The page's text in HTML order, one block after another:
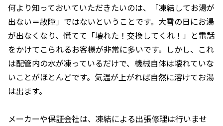
何より知っておいていただきたいのは、「凍結してお湯が
出ない＝故障」ではないということです。大雪の日にお湯
が出なくなり、慌てて「壊れた！交換してくれ！」と電話
をかけてこられるお客様が非常に多いです。しかし、これ
は配管内の水が凍っているだけで、機械自体は壊れていな
いことがほとんどです。気温が上がれば自然に溶けてお湯
は出ます。
メーカーや保証会社は、凍結による出張修理は行いませ